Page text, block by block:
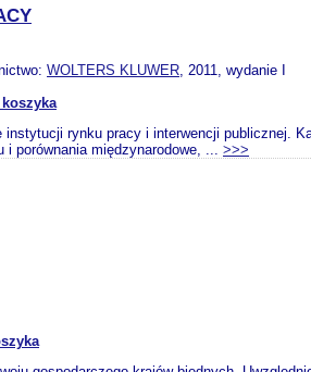
WOLTERS KLUWER, 2011, wydanie I
rynku pracy i interwencji publicznej.
porównania międzynarodowe, ... >>>